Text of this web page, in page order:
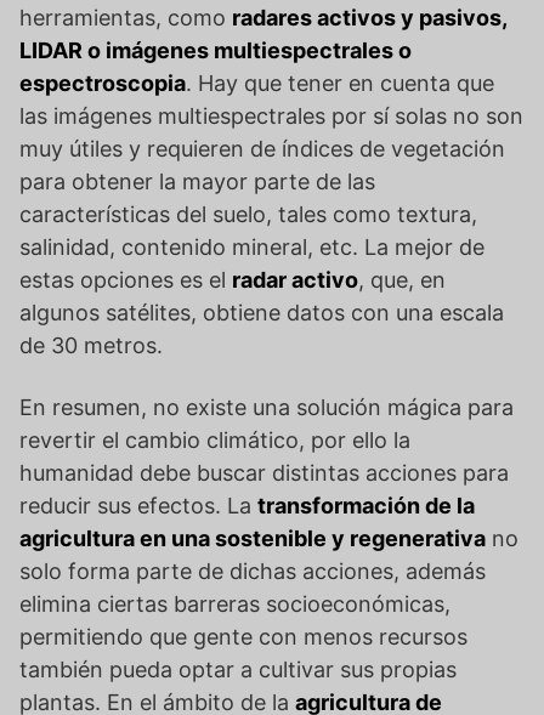
herramientas, como radares activos y pasivos,
LIDAR o imágenes multiespectrales o
espectroscopia. Hay que tener en cuenta que
las imágenes multiespectrales por sí solas no son
muy útiles y requieren de índices de vegetación
para obtener la mayor parte de las
características del suelo, tales como textura,
salinidad, contenido mineral, etc. La mejor de
estas opciones es el radar activo, que, en
algunos satélites, obtiene datos con una escala
de 30 metros.
En resumen, no existe una solución mágica para
revertir el cambio climático, por ello la
humanidad debe buscar distintas acciones para
reducir sus efectos. La transformación de la
agricultura en una sostenible y regenerativa no
solo forma parte de dichas acciones, además
elimina ciertas barreras socioeconómicas,
permitiendo que gente con menos recursos
también pueda optar a cultivar sus propias
plantas. En el ámbito de la agricultura de